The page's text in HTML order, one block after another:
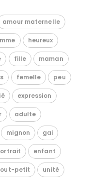
amour maternelle
heureux
fille maman
femelle peu
expression
adulte
mignon gai
enfant
petit unité